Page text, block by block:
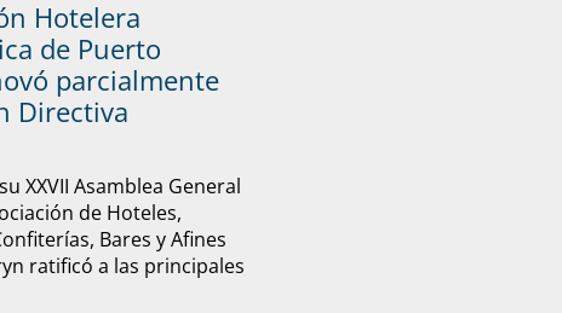
Hotelera
de Puerto
parcialmente
Directiva
XXVII Asamblea General
de Hoteles,
Bares y Afines
ratificó a las principales